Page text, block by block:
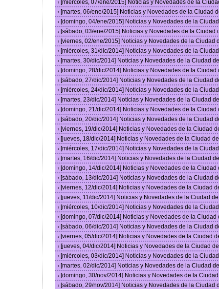
› [miércoles, 07/ene/2015] Noticias y Novedades de la
› [martes, 06/ene/2015] Noticias y Novedades de la Ciudad
› [domingo, 04/ene/2015] Noticias y Novedades de la
› [sábado, 03/ene/2015] Noticias y Novedades de la Ciudad
› [viernes, 02/ene/2015] Noticias y Novedades de la Ciudad
› [miércoles, 31/dic/2014] Noticias y Novedades de la
› [martes, 30/dic/2014] Noticias y Novedades de la Ciudad
› [domingo, 28/dic/2014] Noticias y Novedades de la
› [sábado, 27/dic/2014] Noticias y Novedades de la Ciudad
› [miércoles, 24/dic/2014] Noticias y Novedades de la
› [martes, 23/dic/2014] Noticias y Novedades de la Ciudad
› [domingo, 21/dic/2014] Noticias y Novedades de la
› [sábado, 20/dic/2014] Noticias y Novedades de la Ciudad
› [viernes, 19/dic/2014] Noticias y Novedades de la Ciudad
› [jueves, 18/dic/2014] Noticias y Novedades de la Ciudad
› [miércoles, 17/dic/2014] Noticias y Novedades de la
› [martes, 16/dic/2014] Noticias y Novedades de la Ciudad
› [domingo, 14/dic/2014] Noticias y Novedades de la
› [sábado, 13/dic/2014] Noticias y Novedades de la Ciudad
› [viernes, 12/dic/2014] Noticias y Novedades de la Ciudad
› [jueves, 11/dic/2014] Noticias y Novedades de la Ciudad
› [miércoles, 10/dic/2014] Noticias y Novedades de la
› [domingo, 07/dic/2014] Noticias y Novedades de la
› [sábado, 06/dic/2014] Noticias y Novedades de la Ciudad
› [viernes, 05/dic/2014] Noticias y Novedades de la Ciudad
› [jueves, 04/dic/2014] Noticias y Novedades de la Ciudad
› [miércoles, 03/dic/2014] Noticias y Novedades de la
› [martes, 02/dic/2014] Noticias y Novedades de la Ciudad
› [domingo, 30/nov/2014] Noticias y Novedades de la
› [sábado, 29/nov/2014] Noticias y Novedades de la Ciudad